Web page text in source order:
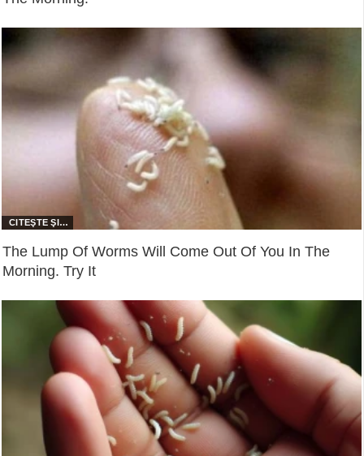
The Lump Of Worms Will Come Out Of You In The
Morning. Try It